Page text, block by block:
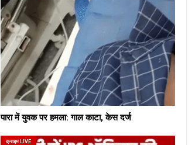
पारा में युवक पर हमला: गाल काटा, केस दर्ज
क्राइम LIVE